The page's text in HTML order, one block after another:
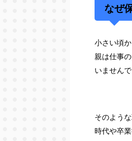
なぜ
小さい頃
親は仕事
いませんで
そのよう
時代や卒